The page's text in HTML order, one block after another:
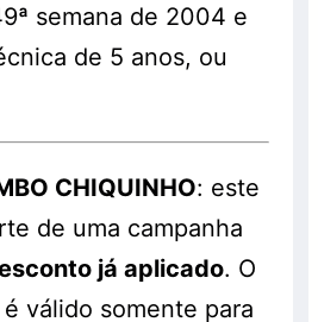
semana de 2004 e
de 5 anos, ou
CHIQUINHO: este
de uma campanha
já aplicado. O
válido somente para